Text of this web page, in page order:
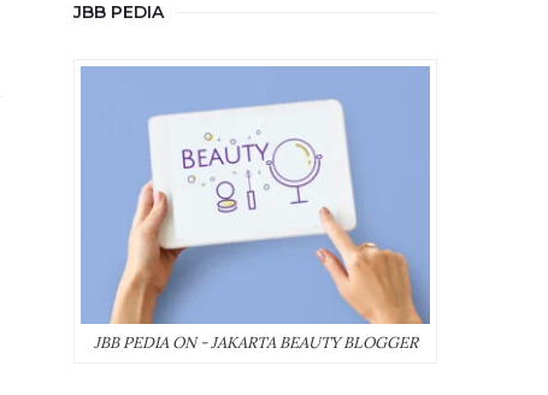
JBB PEDIA
JBB PEDIA ON - JAKARTA BEAUTY BLOGGER